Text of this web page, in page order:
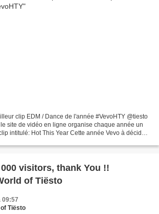
clip EDM / Dance de l'année #VevoHTY @tiesto
site de vidéo en ligne organise chaque année un
intitulé: Hot This Year Cette année Vevo à décidé
visitors, thank You !!
of Tiësto
09:57
Tiësto